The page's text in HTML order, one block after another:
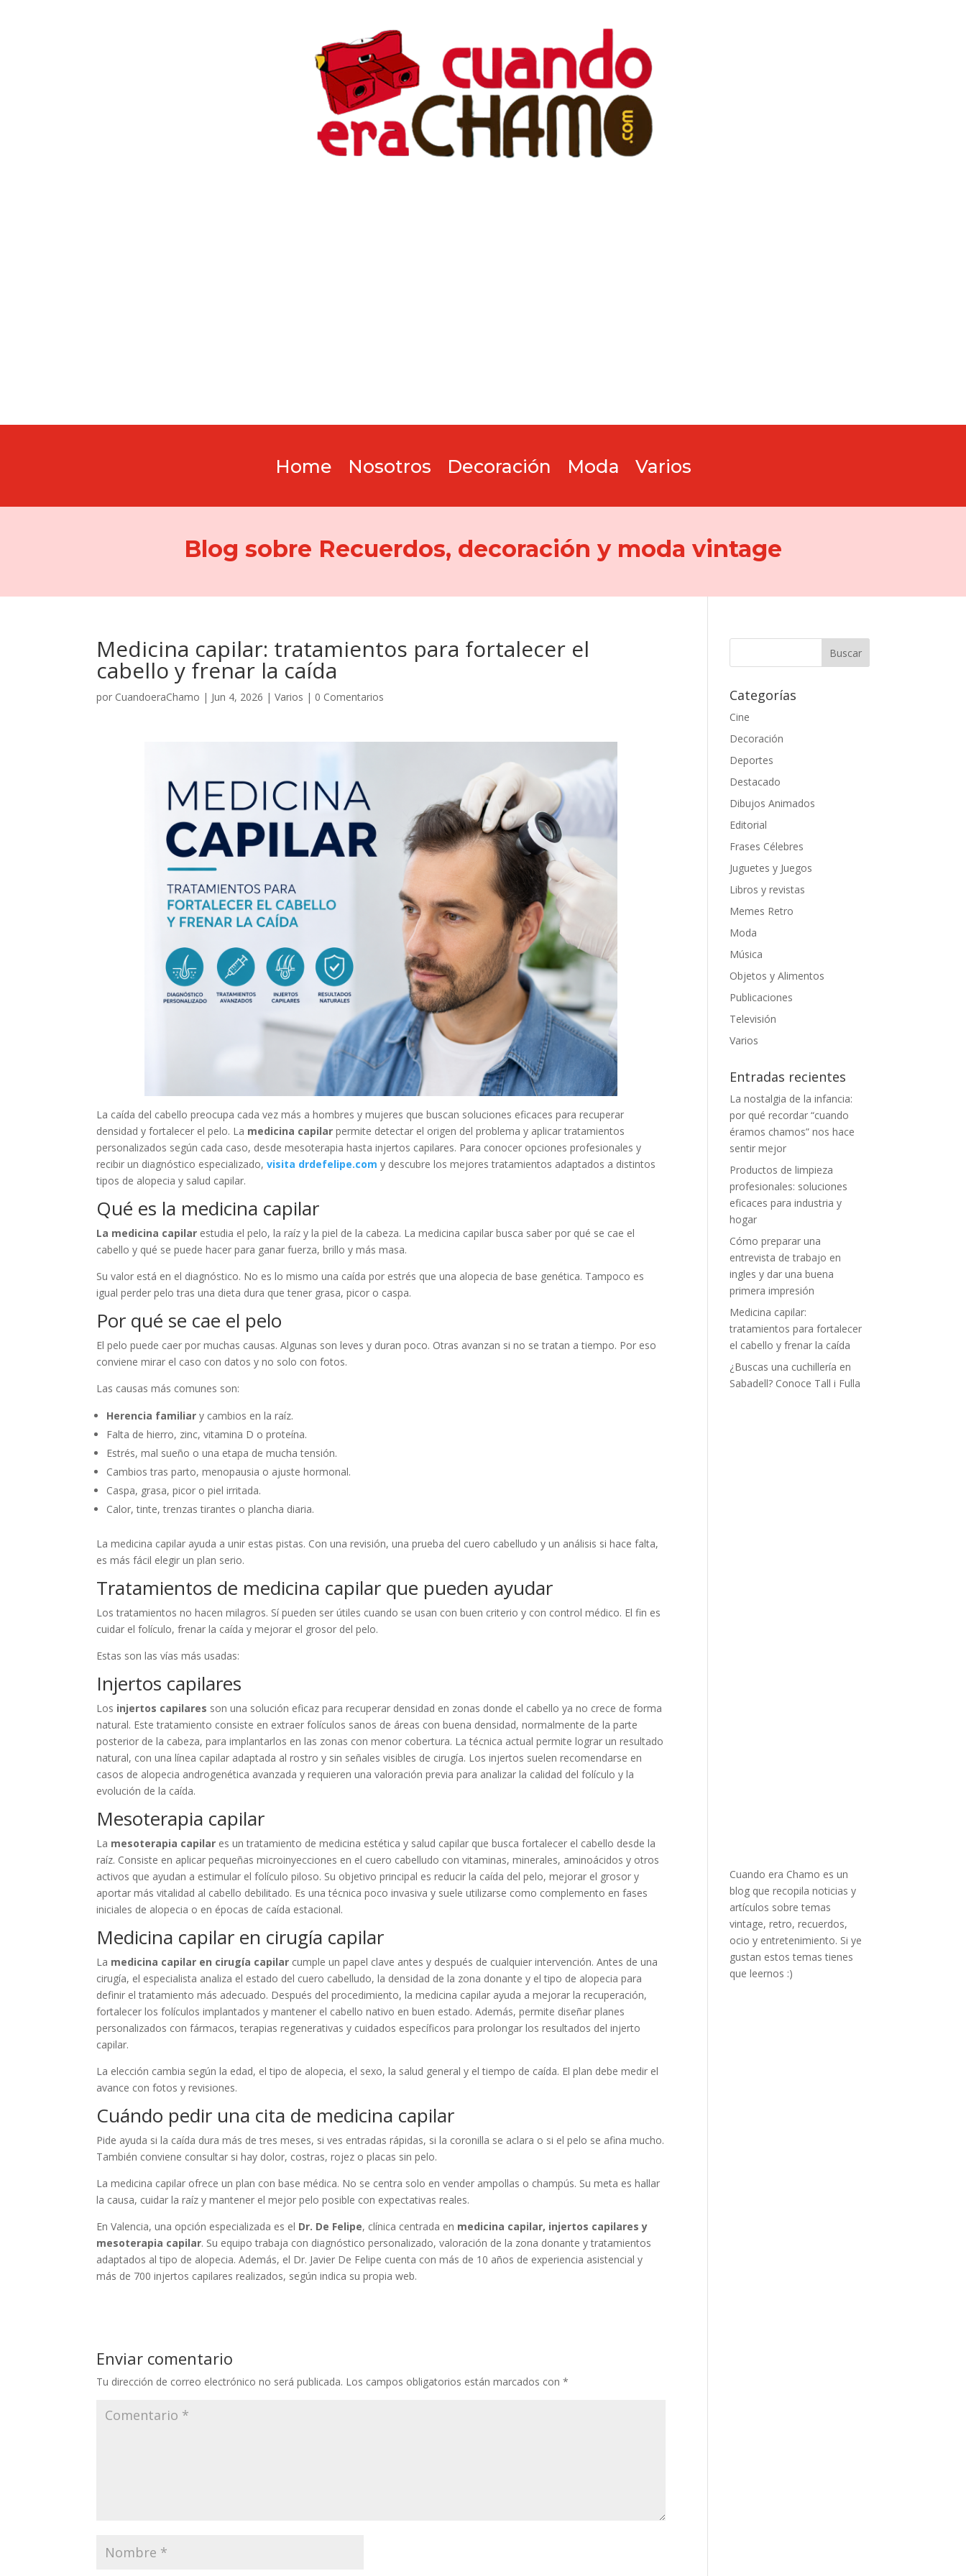
Home Nosotros Decoración Moda Varios
Blog sobre Recuerdos, decoración y moda vintage
Medicina capilar: tratamientos para fortalecer el
cabello y frenar la caída
por CuandoeraChamo | Jun 4, 2026 |Varios | 0 Comentarios
La caída del cabello preocupa cada vez más a hombres y mujeres que buscan soluciones eficaces para recuperar
densidad y fortalecer el pelo. La medicina capilar permite detectar el origen del problema y aplicar tratamientos
personalizados según cada caso, desde mesoterapia hasta injertos capilares. Para conocer opciones profesionales y
recibir un diagnóstico especializado,visita drdefelipe.com y descubre los mejores tratamientos adaptados a distintos
tipos de alopecia y salud capilar.
Qué es la medicina capilar
La medicina capilar estudia el pelo, la raíz y la piel de la cabeza. La medicina capilar busca saber por qué se cae el
cabello y qué se puede hacer para ganar fuerza, brillo y más masa.
Su valor está en el diagnóstico. No es lo mismo una caída por estrés que una alopecia de base genética. Tampoco es
igual perder pelo tras una dieta dura que tener grasa, picor o caspa.
Por qué se cae el pelo
El pelo puede caer por muchas causas. Algunas son leves y duran poco. Otras avanzan si no se tratan a tiempo. Por eso
conviene mirar el caso con datos y no solo con fotos.
Las causas más comunes son:
Herencia familiar y cambios en la raíz.
Falta de hierro, zinc, vitamina D o proteína.
Estrés, mal sueño o una etapa de mucha tensión.
Cambios tras parto, menopausia o ajuste hormonal.
Caspa, grasa, picor o piel irritada.
Calor, tinte, trenzas tirantes o plancha diaria.
La medicina capilar ayuda a unir estas pistas. Con una revisión, una prueba del cuero cabelludo y un análisis si hace falta,
es más fácil elegir un plan serio.
Tratamientos de medicina capilar que pueden ayudar
Los tratamientos no hacen milagros. Sí pueden ser útiles cuando se usan con buen criterio y con control médico. El fin es
cuidar el folículo, frenar la caída y mejorar el grosor del pelo.
Estas son las vías más usadas:
Injertos capilares
Los injertos capilares son una solución eficaz para recuperar densidad en zonas donde el cabello ya no crece de forma
natural. Este tratamiento consiste en extraer folículos sanos de áreas con buena densidad, normalmente de la parte
posterior de la cabeza, para implantarlos en las zonas con menor cobertura. La técnica actual permite lograr un resultado
natural, con una línea capilar adaptada al rostro y sin señales visibles de cirugía. Los injertos suelen recomendarse en
casos de alopecia androgenética avanzada y requieren una valoración previa para analizar la calidad del folículo y la
evolución de la caída.
Mesoterapia capilar
La mesoterapia capilar es un tratamiento de medicina estética y salud capilar que busca fortalecer el cabello desde la
raíz. Consiste en aplicar pequeñas microinyecciones en el cuero cabelludo con vitaminas, minerales, aminoácidos y otros
activos que ayudan a estimular el folículo piloso. Su objetivo principal es reducir la caída del pelo, mejorar el grosor y
aportar más vitalidad al cabello debilitado. Es una técnica poco invasiva y suele utilizarse como complemento en fases
iniciales de alopecia o en épocas de caída estacional.
Medicina capilar en cirugía capilar
La medicina capilar en cirugía capilar cumple un papel clave antes y después de cualquier intervención. Antes de una
cirugía, el especialista analiza el estado del cuero cabelludo, la densidad de la zona donante y el tipo de alopecia para
definir el tratamiento más adecuado. Después del procedimiento, la medicina capilar ayuda a mejorar la recuperación,
fortalecer los folículos implantados y mantener el cabello nativo en buen estado. Además, permite diseñar planes
personalizados con fármacos, terapias regenerativas y cuidados específicos para prolongar los resultados del injerto
capilar.
La elección cambia según la edad, el tipo de alopecia, el sexo, la salud general y el tiempo de caída. El plan debe medir el
avance con fotos y revisiones.
Cuándo pedir una cita de medicina capilar
Pide ayuda si la caída dura más de tres meses, si ves entradas rápidas, si la coronilla se aclara o si el pelo se afina mucho.
También conviene consultar si hay dolor, costras, rojez o placas sin pelo.
La medicina capilar ofrece un plan con base médica. No se centra solo en vender ampollas o champús. Su meta es hallar
la causa, cuidar la raíz y mantener el mejor pelo posible con expectativas reales.
En Valencia, una opción especializada es el Dr. De Felipe, clínica centrada en medicina capilar, injertos capilares y
mesoterapia capilar. Su equipo trabaja con diagnóstico personalizado, valoración de la zona donante y tratamientos
adaptados al tipo de alopecia. Además, el Dr. Javier De Felipe cuenta con más de 10 años de experiencia asistencial y
más de 700 injertos capilares realizados, según indica su propia web.
Enviar comentario
Tu dirección de correo electrónico no será publicada. Los campos obligatorios están marcados con*
Categorías
Cine
Decoración
Deportes
Destacado
Dibujos Animados
Editorial
Frases Célebres
Juguetes y Juegos
Libros y revistas
Memes Retro
Moda
Música
Objetos y Alimentos
Publicaciones
Televisión
Varios
Entradas recientes
La nostalgia de la infancia:
por qué recordar “cuando
éramos chamos” nos hace
sentir mejor
Productos de limpieza
profesionales: soluciones
eficaces para industria y
hogar
Cómo preparar una
entrevista de trabajo en
ingles y dar una buena
primera impresión
Medicina capilar:
tratamientos para fortalecer
el cabello y frenar la caída
¿Buscas una cuchillería en
Sabadell? Conoce Tall i Fulla
Cuando era Chamo es un
blog que recopila noticias y
artículos sobre temas
vintage, retro, recuerdos,
ocio y entretenimiento. Si ye
gustan estos temas tienes
que leernos :)